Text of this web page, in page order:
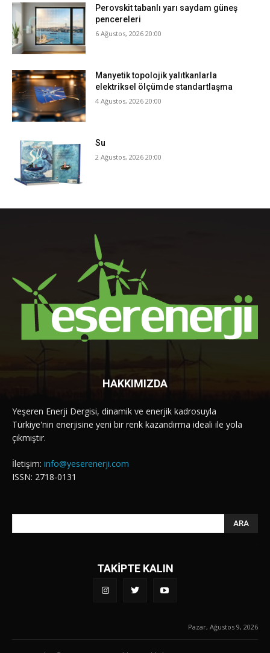
Perovskit tabanlı yarı saydam güneş
pencereleri
6 Ağustos, 2026 20:00
Manyetik topolojik yalıtkanlarla
elektriksel ölçümde standartlaşma
4 Ağustos, 2026 20:00
Su
2 Ağustos, 2026 20:00
HAKKIMIZDA
Yeşeren Enerji Dergisi, dinamik ve enerjik kadrosuyla
Türkiye'nin enerjisine yeni bir renk kazandırma ideali ile yola
çıkmıştır.
İletişim: info@yeserenerji.com
ISSN: 2718-0131
ARA
TAKİPTE KALIN
Pazar, Ağustos 9, 2026